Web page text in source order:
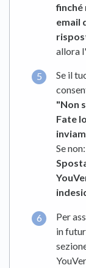
finché
email
allora
Se il
"Non
Fate
Se non:
Per
in